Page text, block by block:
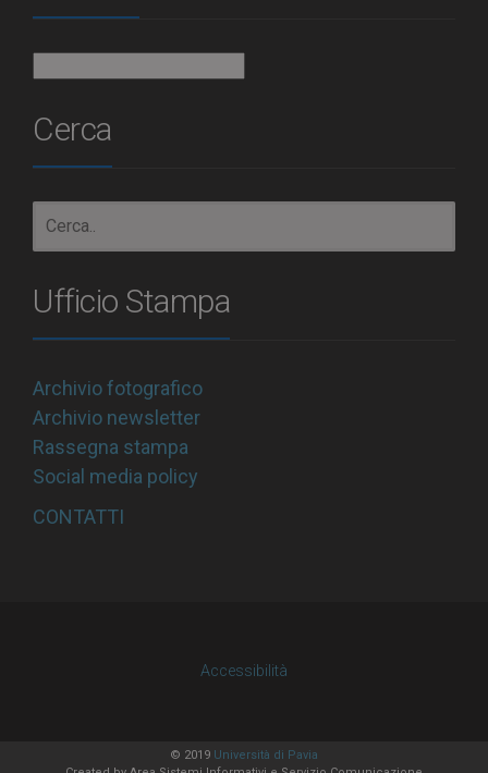
Cerca
Ufficio Stampa
Archivio fotografico
Archivio newsletter
Rassegna stampa
Social media policy
CONTATTI
Accessibilità
© 2019 Università di Pavia